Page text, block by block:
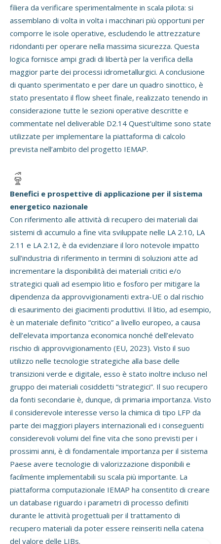
filiera da verificare sperimentalmente in scala pilota: si
assemblano di volta in volta i macchinari più opportuni per
comporre le isole operative, escludendo le attrezzature
ridondanti per operare nella massima sicurezza. Questa
logica fornisce ampi gradi di libertà per la verifica della
maggior parte dei processi idrometallurgici. A conclusione
di quanto sperimentato e per dare un quadro sinottico, è
stato presentato il flow sheet finale, realizzato tenendo in
considerazione tutte le sezioni operative descritte e
commentate nel deliverable D2.14 Quest’ultime sono state
utilizzate per implementare la piattaforma di calcolo
prevista nell’ambito del progetto IEMAP.
Benefici e prospettive di applicazione per il sistema
energetico nazionale
Con riferimento alle attività di recupero dei materiali dai
sistemi di accumulo a fine vita sviluppate nelle LA 2.10, LA
2.11 e LA 2.12, è da evidenziare il loro notevole impatto
sull’industria di riferimento in termini di soluzioni atte ad
incrementare la disponibilità dei materiali critici e/o
strategici quali ad esempio litio e fosforo per mitigare la
dipendenza da approvvigionamenti extra-UE o dal rischio
di esaurimento dei giacimenti produttivi. Il litio, ad esempio,
è un materiale definito “critico” a livello europeo, a causa
dell’elevata importanza economica nonché dell’elevato
rischio di approvvigionamento (EU, 2023). Visto il suo
utilizzo nelle tecnologie strategiche alla base delle
transizioni verde e digitale, esso è stato inoltre incluso nel
gruppo dei materiali cosiddetti “strategici”. Il suo recupero
da fonti secondarie è, dunque, di primaria importanza. Visto
il considerevole interesse verso la chimica di tipo LFP da
parte dei maggiori players internazionali ed i conseguenti
considerevoli volumi del fine vita che sono previsti per i
prossimi anni, è di fondamentale importanza per il sistema
Paese avere tecnologie di valorizzazione disponibili e
facilmente implementabili su scala più importante. La
piattaforma computazionale IEMAP ha consentito di creare
un database riguardo i parametri di processo definiti
durante le attività progettuali per il trattamento di
recupero materiali da poter essere reinseriti nella catena
del valore delle LIBs.